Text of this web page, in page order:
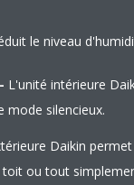
le niveau
L'unité intérieure
mode silencieux.
Daikin
ou tout